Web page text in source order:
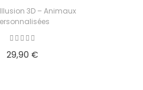
3D – Animaux
29,90 €